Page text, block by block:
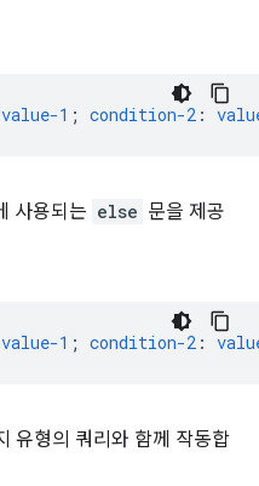
value-1 ; condition-2 :
사용되는 else 문을 제공
value-1 ; condition-2 :
유형의 쿼리와 함께 작동합